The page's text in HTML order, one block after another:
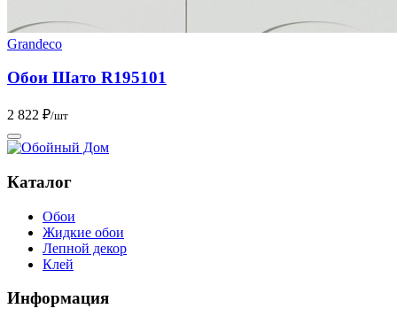
Grandeco
Обои Шато R195101
2 822 ₽/шт
Каталог
Обои
Жидкие обои
Лепной декор
Клей
Информация